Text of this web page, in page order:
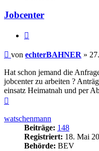
Jobcenter
Beitrag
von echterBAHNER »
Hat schon jemand die
jobcenter zu arbeiten ?
einsatz Heimatnah und per
watschenmann
Beiträge: 148
Registriert: 18. Mai
Behörde: BEV